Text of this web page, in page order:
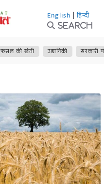
English | हिन्दी
Search
फसल की खेती उद्यानिकी सरकारी